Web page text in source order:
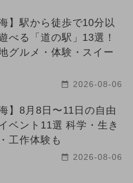
海】駅から徒歩で10分以
べる「道の駅」13選！
グルメ・体験・スイー
2026-08-06
海】8月8日〜11日の自由
ベント11選 科学・生き
工作体験も
2026-08-06